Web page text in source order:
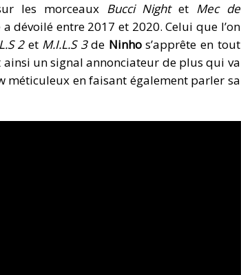
les morceaux Bucci Night et Mec de
dévoilé entre 2017 et 2020. Celui que l’on
2et M.I.L.S 3de Ninhos’apprête en tout
ainsi un signal annonciateur de plus qui va
méticuleux en faisant également parler sa